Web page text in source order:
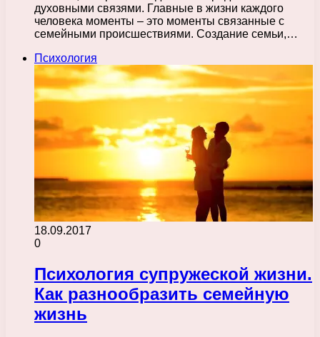
духовными связями. Главные в жизни каждого
человека моменты – это моменты связанные с
семейными происшествиями. Создание семьи,…
Психология
18.09.2017
0
Психология супружеской жизни.
Как разнообразить семейную
жизнь